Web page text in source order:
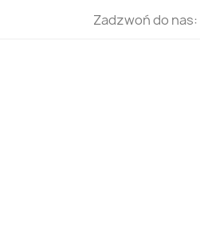
Zadzwoń do nas: